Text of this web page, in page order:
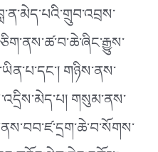
གཉིས་ནས་
གསུམ་ནས་